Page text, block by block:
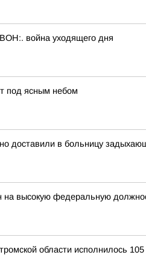
война уходящего дня
под ясным небом
доставили в больницу
на высокую федеральную
области исполнилось